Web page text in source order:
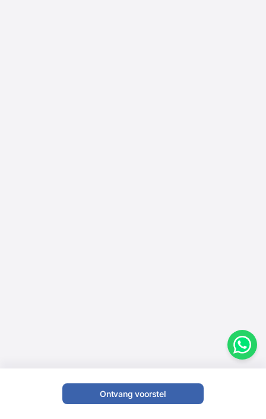
Ontvang voorstel